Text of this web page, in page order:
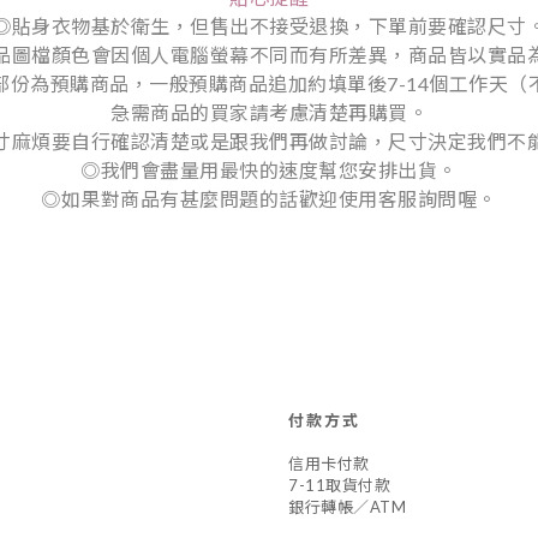
身衣物基於衛生，但售出不接受退換，下單前要確認尺寸
檔顏色會因個人電腦螢幕不同而有所差異，商品皆以實品
為預購商品，一般預購商品追加約填單後7-14個工作天（
急需商品的買家請考慮清楚再購買。
煩要自行確認清楚或是跟我們再做討論，尺寸決定我們不
◎我們會盡量用最快的速度幫您安排出貨。
◎如果對商品有甚麼問題的話歡迎使用客服詢問喔。
付款方式
信用卡付款
7-11取貨付款
銀行轉帳／ATM